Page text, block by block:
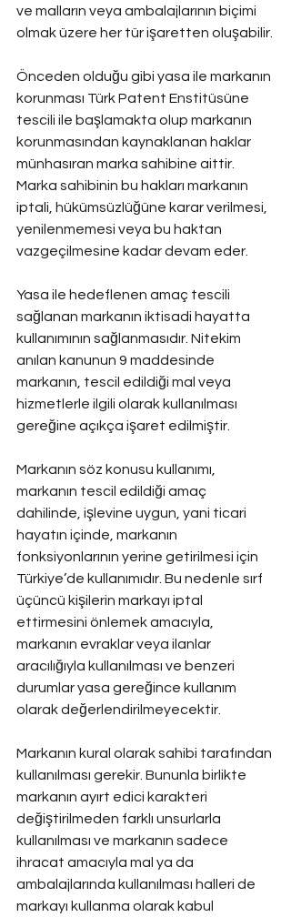
ve malların veya ambalajlarının biçimi
olmak üzere her tür işaretten oluşabilir.
Önceden olduğu gibi yasa ile markanın
korunması Türk Patent Enstitüsüne
tescili ile başlamakta olup markanın
korunmasından kaynaklanan haklar
münhasıran marka sahibine aittir.
Marka sahibinin bu hakları markanın
iptali, hükümsüzlüğüne karar verilmesi,
yenilenmemesi veya bu haktan
vazgeçilmesine kadar devam eder.
Yasa ile hedeflenen amaç tescili
sağlanan markanın iktisadi hayatta
kullanımının sağlanmasıdır. Nitekim
anılan kanunun 9 maddesinde
markanın, tescil edildiği mal veya
hizmetlerle ilgili olarak kullanılması
gereğine açıkça işaret edilmiştir.
Markanın söz konusu kullanımı,
markanın tescil edildiği amaç
dahilinde, işlevine uygun, yani ticari
hayatın içinde, markanın
fonksiyonlarının yerine getirilmesi için
Türkiye’de kullanımıdır. Bu nedenle sırf
üçüncü kişilerin markayı iptal
ettirmesini önlemek amacıyla,
markanın evraklar veya ilanlar
aracılığıyla kullanılması ve benzeri
durumlar yasa gereğince kullanım
olarak değerlendirilmeyecektir.
Markanın kural olarak sahibi tarafından
kullanılması gerekir. Bununla birlikte
markanın ayırt edici karakteri
değiştirilmeden farklı unsurlarla
kullanılması ve markanın sadece
ihracat amacıyla mal ya da
ambalajlarında kullanılması halleri de
markayı kullanma olarak kabul